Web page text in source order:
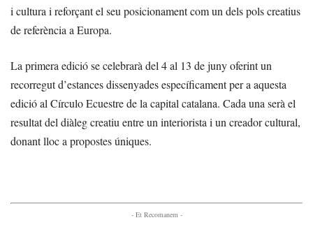
i cultura i reforçant el seu posicionament com un dels pols creatius
de referència a Europa.
La primera edició se celebrarà del 4 al 13 de juny oferint un
recorregut d’estances dissenyades específicament per a aquesta
edició al Círculo Ecuestre de la capital catalana. Cada una serà el
resultat del diàleg creatiu entre un interiorista i un creador cultural,
donant lloc a propostes úniques.
- Et Recomanem -